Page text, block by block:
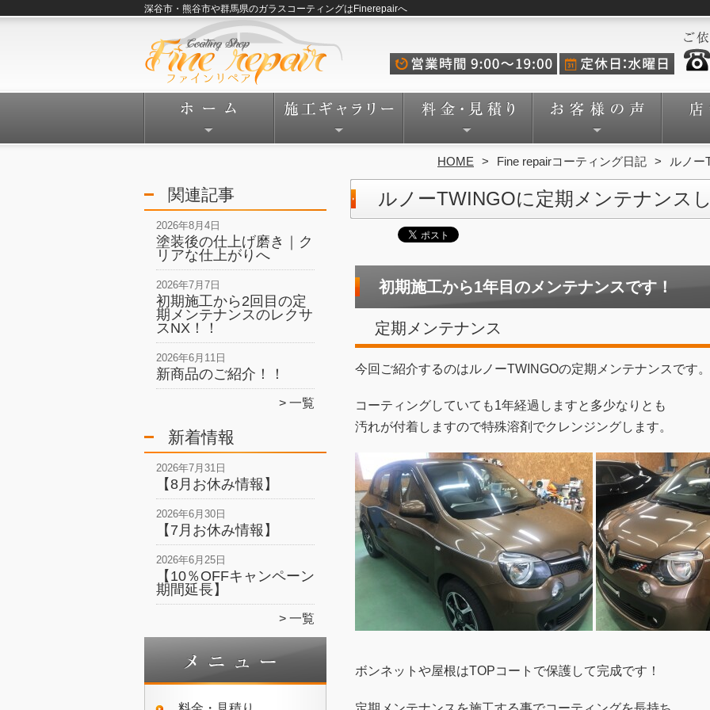
深谷市・熊谷市や群馬県のガラスコーティングはFinerepairへ
HOME Fine repairコーティング日記 ルノー
関連記事
2026年8月4日
塗装後の仕上げ磨き｜ク
リアな仕上がりへ
2026年7月7日
初期施工から2回目の定
期メンテナンスのレクサ
スNX！！
2026年6月11日
新商品のご紹介！！
一覧
新着情報
2026年7月31日
【8月お休み情報】
2026年6月30日
【7月お休み情報】
2026年6月25日
【10％OFFキャンペーン
期間延長】
一覧
ルノーTWINGOに定期メンテナンス
初期施工から1年目のメンテナンスです！
定期メンテナンス
今回ご紹介するのはルノーTWINGOの定期メンテナンスです。
コーティングしていても1年経過しますと多少なりとも
汚れが付着しますので特殊溶剤でクレンジングします。
ボンネットや屋根はTOPコートで保護して完成です！